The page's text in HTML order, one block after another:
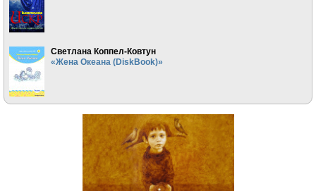
Светлана Коппел-Ковтун
«Жена Океана (DiskBook)»